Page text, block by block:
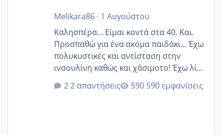
Melikara86· 1 Αυγούστου
Καλησπέρα... Είμαι κοντά στα 40. Και.
Προσπαθώ για ένα ακόμα παιδάκι... Έχω
πολυκυστικές και αντίσταση στην
ινσουλίνη καθώς και χάσιμοτο! Έχω λίγα
κιλά παραπάνω και όσο κ αν προσπαθώ
δεν χάνω εύκολα! Προσπαθώ για ακόμη
2 απαντήσεις 590 εμφανίσεις